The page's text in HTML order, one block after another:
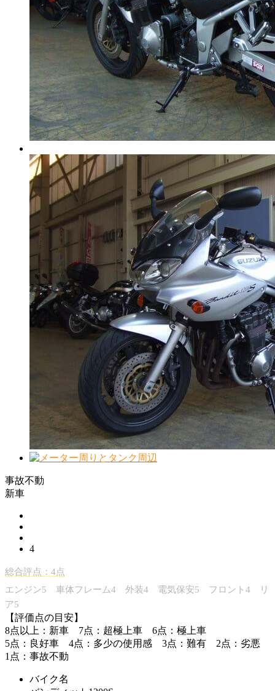
事故不動
新車
4
総合評点：4点
エンジン5 車体フレーム4 外装4 電気保安5 フロント4 リ
ア5
【評価点の目安】
8点以上：新車 7点：超極上車 6点：極上車
5点：良好車 4点：多少の使用感 3点：難有 2点：劣悪
1点：事故不動
バイク名